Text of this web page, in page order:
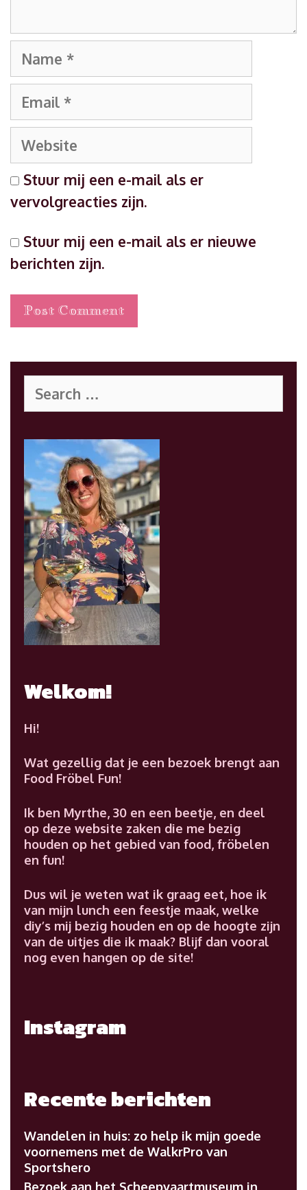
Name
Email
Website
Stuur mij een e-mail als er
vervolgreacties zijn.
Stuur mij een e-mail als er nieuwe
berichten zijn.
for:
Welkom!
Hi!
Wat gezellig dat je een bezoek brengt aan
Food Fröbel Fun!
Ik ben Myrthe, 30 en een beetje, en deel
op deze website zaken die me bezig
houden op het gebied van food, fröbelen
en fun!
Dus wil je weten wat ik graag eet, hoe ik
van mijn lunch een feestje maak, welke
diy’s mij bezig houden en op de hoogte zijn
van de uitjes die ik maak? Blijf dan vooral
nog even hangen op de site!
Instagram
Recente berichten
Wandelen in huis: zo help ik mijn goede
voornemens met de WalkrPro van
Sportshero
Bezoek aan het Scheepvaartmuseum in